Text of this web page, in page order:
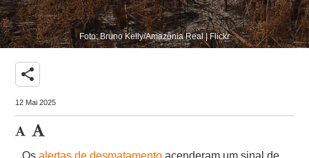
Foto: Bruno Kelly/Amazônia Real | Flickr
share
12 Mai 2025
Os alertas de desmatamento acenderam um sinal de